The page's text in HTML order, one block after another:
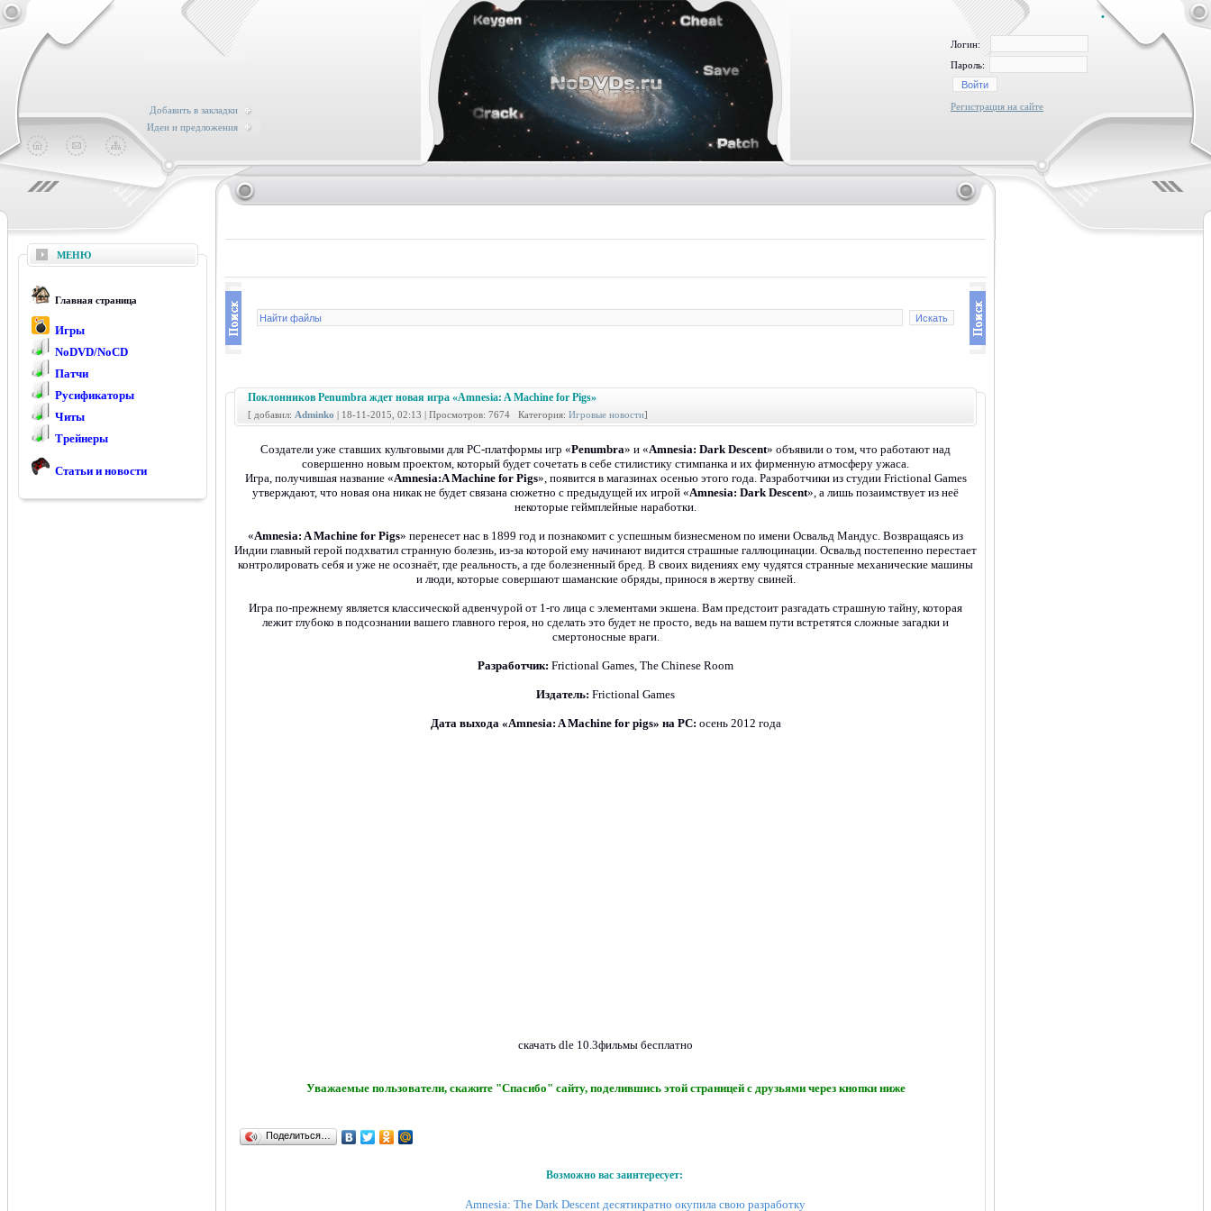
Добавить в закладки
Идеи и предложения
•
Логин:
Пароль:
Регистрация на сайте
МЕНЮ
Главная страница
Игры
NoDVD/NoCD
Патчи
Русификаторы
Читы
Трейнеры
Статьи и новости
Поклонников Penumbra ждет новая игра «Amnesia: A Machine for Pigs»
[ добавил: Adminko | 18-11-2015, 02:13 | Просмотров: 7674 Категория: Игровые новости]
Создатели уже ставших культовыми для РС-платформы игр «Penumbra» и «Amnesia: Dark Descent» объявили о том, что работают над
совершенно новым проектом, который будет сочетать в себе стилистику стимпанка и их фирменную атмосферу ужаса.
Игра, получившая название «Amnesia:A Machine for Pigs», появится в магазинах осенью этого года. Разработчики из студии Frictional Games
утверждают, что новая она никак не будет связана сюжетно с предыдущей их игрой «Amnesia: Dark Descent», а лишь позаимствует из неё
некоторые геймплейные наработки.
«Amnesia: A Machine for Pigs» перенесет нас в 1899 год и познакомит с успешным бизнесменом по имени Освальд Мандус. Возвращаясь из
Индии главный герой подхватил странную болезнь, из-за которой ему начинают видится страшные галлюцинации. Освальд постепенно перестает
контролировать себя и уже не осознаёт, где реальность, а где болезненный бред. В своих видениях ему чудятся странные механические машины
и люди, которые совершают шаманские обряды, принося в жертву свиней.
Игра по-прежнему является классической адвенчурой от 1-го лица с элементами экшена. Вам предстоит разгадать страшную тайну, которая
лежит глубоко в подсознании вашего главного героя, но сделать это будет не просто, ведь на вашем пути встретятся сложные загадки и
смертоносные враги.
Разработчик: Frictional Games, The Chinese Room
Издатель: Frictional Games
Дата выхода «Amnesia: A Machine for pigs» на РС: осень 2012 года
скачать dle 10.3фильмы бесплатно
Уважаемые пользователи, скажите "Спасибо" сайту, поделившись этой страницей с друзьями через кнопки ниже
Поделиться…
Возможно вас заинтересует:
Amnesia: The Dark Descent десятикратно окупила свою разработку